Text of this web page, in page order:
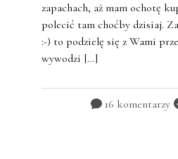
zapachach, aż mam ochotę
polecić tam choćby dzisiaj.
:-) to podzielę się z Wami
wywodzi […]
16 komentarzy